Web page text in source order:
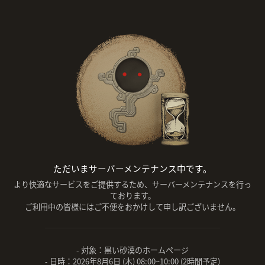
ただいまサーバーメンテナンス中です。
より快適なサービスをご提供するため、サーバーメンテナンスを行っ
ております。
ご利用中の皆様にはご不便をおかけして申し訳ございません。
- 対象：黒い砂漠のホームページ
- 日時：2026年8月6日 (木) 08:00~10:00 (2時間予定)